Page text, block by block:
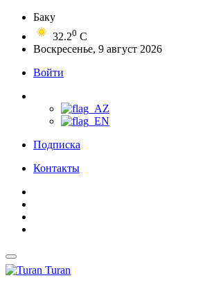
Баку
32.20 C
Воскресенье, 9 август 2026
Войти
Подписка
Контакты
Turan